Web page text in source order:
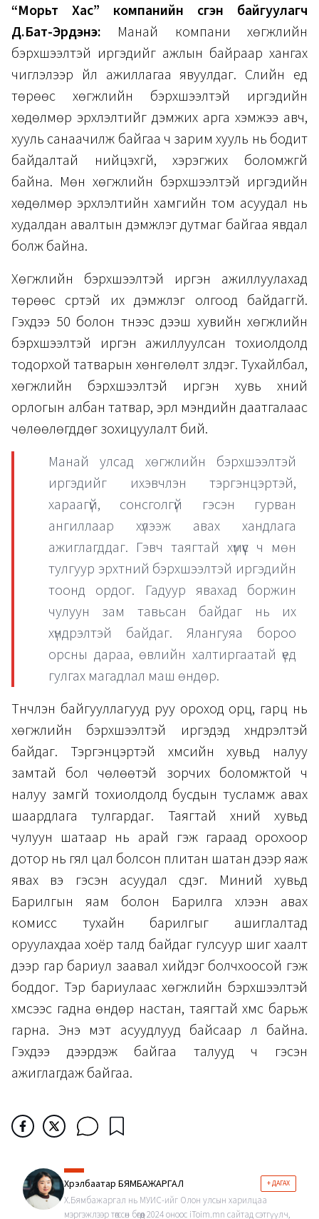
“Морьт Хас” компанийн үүсгэн байгуулагч
Д.Бат-Эрдэнэ: Манай компани хөгжлийн
бэрхшээлтэй иргэдийг ажлын байраар хангах
чиглэлээр үйл ажиллагаа явуулдаг. Сүүлийн үед
төрөөс хөгжлийн бэрхшээлтэй иргэдийн
хөдөлмөр эрхлэлтийг дэмжих арга хэмжээ авч,
хууль санаачилж байгаа ч зарим хууль нь бодит
байдалтай нийцэхгүй, хэрэгжих боломжгүй
байна. Мөн хөгжлийн бэрхшээлтэй иргэдийн
хөдөлмөр эрхлэлтийн хамгийн том асуудал нь
худалдан авалтын дэмжлэг дутмаг байгаа явдал
болж байна.
Хөгжлийн бэрхшээлтэй иргэн ажиллуулахад
төрөөс сүртэй их дэмжлэг олгоод байдаггүй.
Гэхдээ 50 болон түүнээс дээш хувийн хөгжлийн
бэрхшээлтэй иргэн ажиллуулсан тохиолдолд
тодорхой татварын хөнгөлөлт үзүүлдэг. Тухайлбал,
хөгжлийн бэрхшээлтэй иргэн хувь хүний
орлогын албан татвар, эрүүл мэндийн даатгалаас
чөлөөлөгддөг зохицуулалт бий.
Манай улсад хөгжлийн бэрхшээлтэй
иргэдийг ихэвчлэн тэргэнцэртэй,
хараагүй, сонсголгүй гэсэн гурван
ангиллаар хүлээж авах хандлага
ажиглагддаг. Гэвч таягтай хүмүүс ч мөн
тулгуур эрхтний бэрхшээлтэй иргэдийн
тоонд ордог. Гадуур явахад боржин
чулуун зам тавьсан байдаг нь их
хүндрэлтэй байдаг. Ялангуяа бороо
орсны дараа, өвлийн халтиргаатай үед
гулгах магадлал маш өндөр.
Түүнчлэн байгууллагууд руу ороход орц, гарц нь
хөгжлийн бэрхшээлтэй иргэдэд хүндрэлтэй
байдаг. Тэргэнцэртэй хүмүүсийн хувьд налуу
замтай бол чөлөөтэй зорчих боломжтой ч
налуу замгүй тохиолдолд бусдын тусламж авах
шаардлага тулгардаг. Таягтай хүний хувьд
чулуун шатаар нь арай гэж гараад орохоор
дотор нь гял цал болсон плитан шатан дээр яаж
явах вэ гэсэн асуудал үүсдэг. Миний хувьд
Барилгын яам болон Барилга хүлээн авах
комисс тухайн барилгыг ашиглалтад
оруулахдаа хоёр талд байдаг гулсуур шиг хаалт
дээр гар бариул заавал хийдэг болчхоосой гэж
боддог. Тэр бариулаас хөгжлийн бэрхшээлтэй
хүмүүсээс гадна өндөр настан, таягтай хүмүүс барьж
гарна. Энэ мэт асуудлууд байсаар л байна.
Гэхдээ дээрдэж байгаа талууд ч гэсэн
ажиглагдаж байгаа.
Хүрэлбаатар БЯМБАЖАРГАЛ + ДАГАХ
Х.Бямбажаргал нь МУИС-ийг Олон улсын харилцаа
мэргэжлээр төгссөн бөгөөд 2024 оноос iToim.mn сайтад сэтгүүлч,